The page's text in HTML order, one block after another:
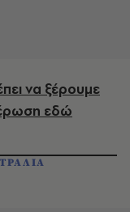
να ξέρουμε
εδώ